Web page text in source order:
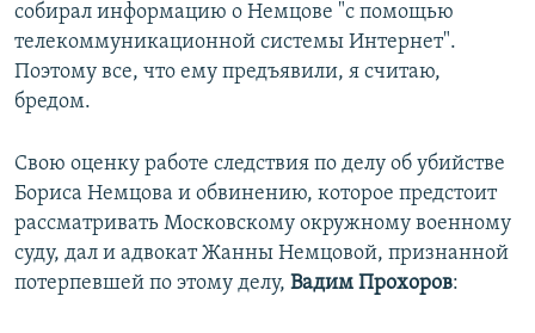
собирал информацию о Немцове "с помощью
телекоммуникационной системы Интернет".
Поэтому все, что ему предъявили, я считаю,
бредом.
Свою оценку работе следствия по делу об убийстве
Бориса Немцова и обвинению, которое предстоит
рассматривать Московскому окружному военному
суду, дал и адвокат Жанны Немцовой, признанной
потерпевшей по этому делу, Вадим Прохоров:​